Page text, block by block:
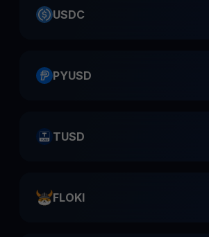
USDC
PYUSD
TUSD
FLOKI